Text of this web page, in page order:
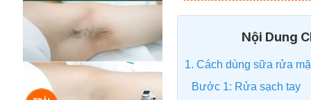
Nội Dung
1. Cách dùng sữa rửa
Bước 1: Rửa sạch tay